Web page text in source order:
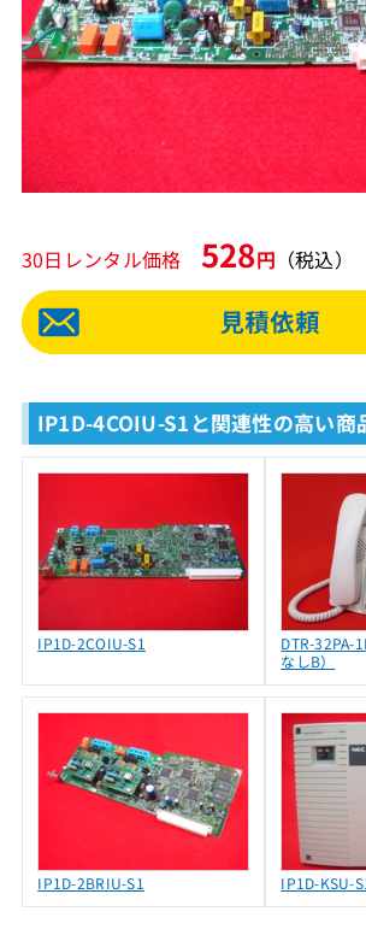
30日レンタル価格 528円 （税込）
IP1D-4COIU-S1と関連性の高い商
IP1D-2COIU-S1
DTR-32PA-
なしB）
IP1D-2BRIU-S1 IP1D-KSU-